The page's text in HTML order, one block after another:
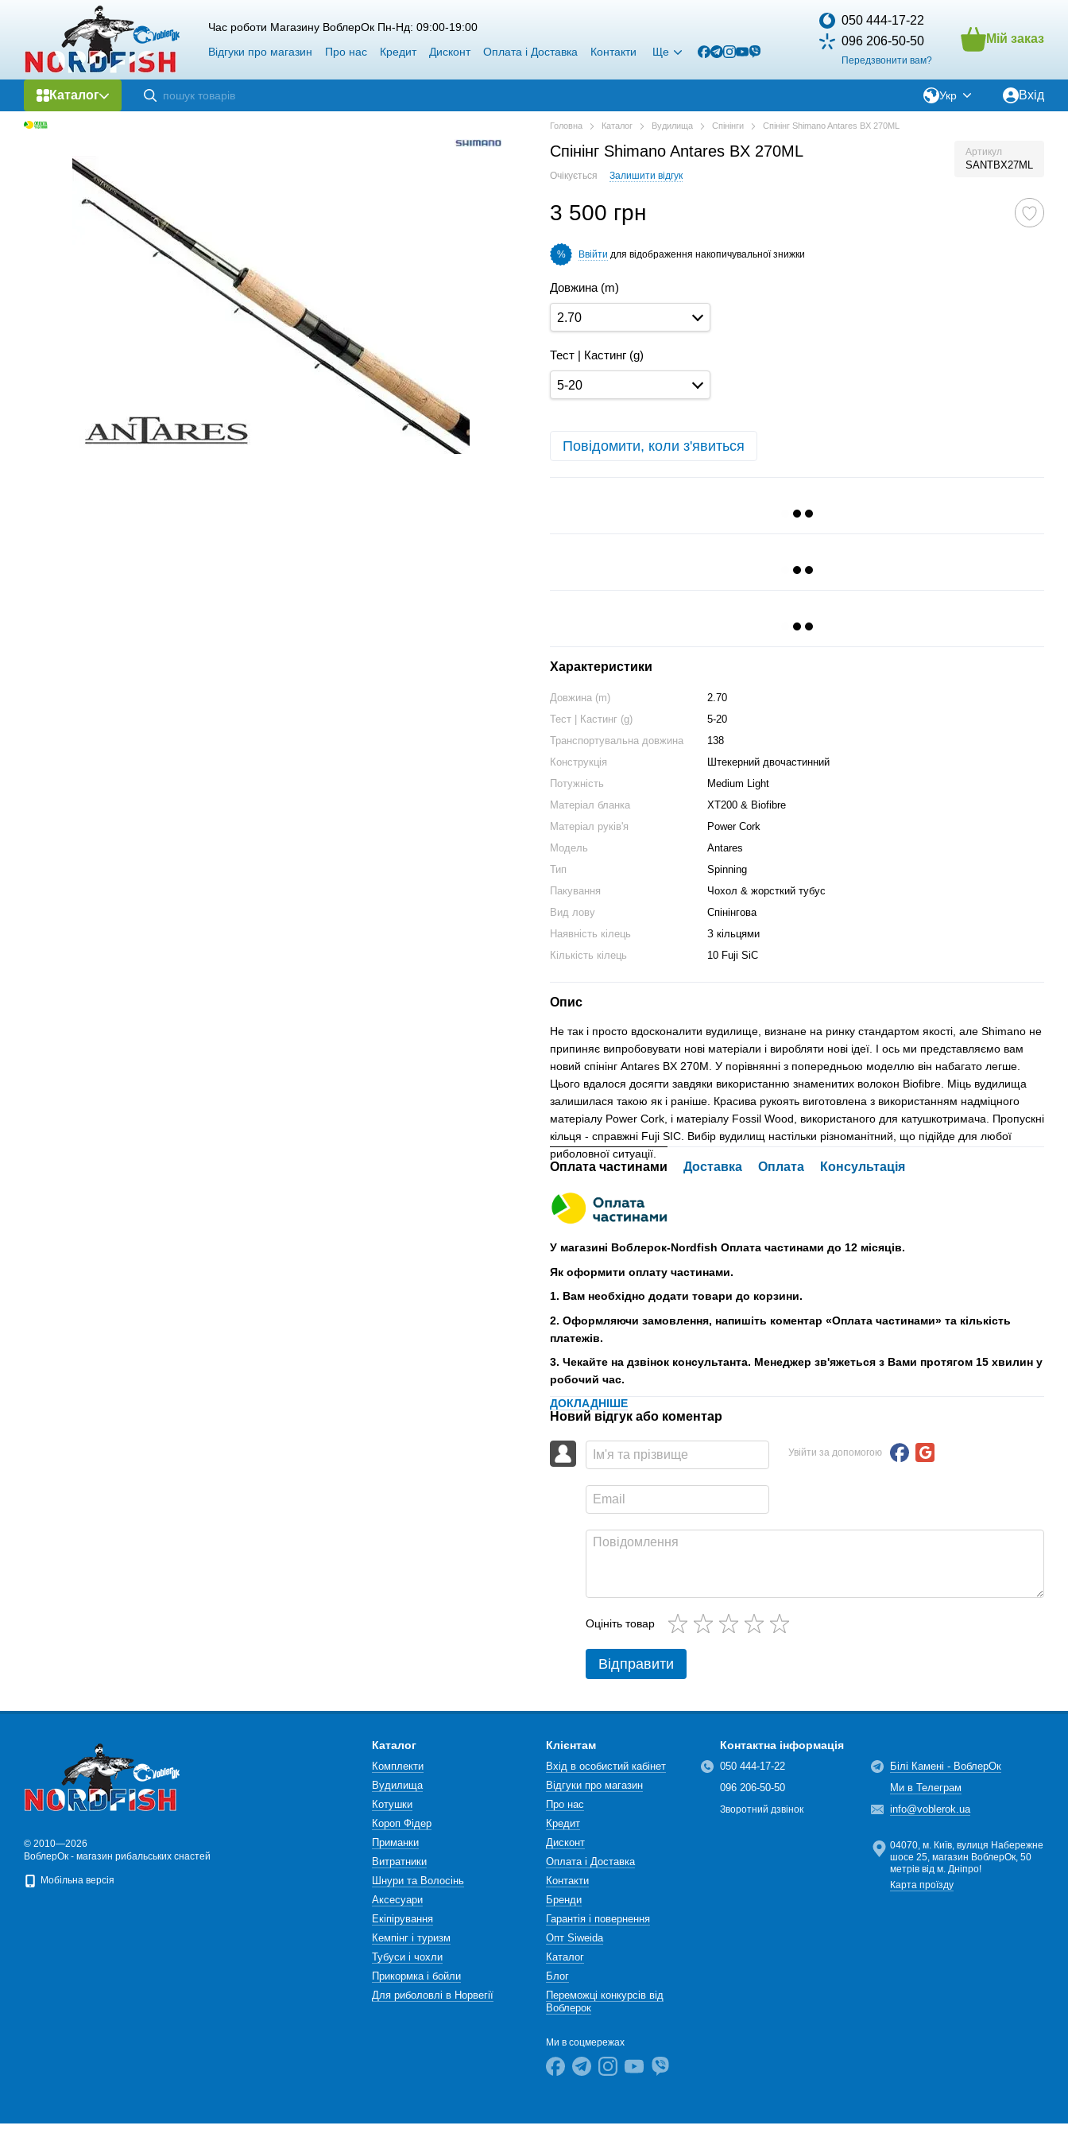
Перейти до основного контенту
Час роботи Магазину ВоблерОк Пн-Нд: 09:00-19:00
Відгуки про магазин
Про нас Кредит Дисконт Оплата і Доставка Контакти Ще
050 444-17-22
096 206-50-50
Передзвонити вам?
Мій заказ
Каталог Укр Вхід
Головна Каталог Вудилища Спінінги Спінінг Shimano Antares BX 270ML
Спінінг Shimano Antares BX 270ML Артикул
SANTBX27ML
Очікується Залишити відгук
3 500 грн
% Ввійти для відображення накопичувальної знижки
Довжина (m)
2.70
Тест | Кастинг (g)
5-20
Повідомити, коли з'явиться
Характеристики
Довжина (m)
2.70
Тест | Кастинг (g)
5-20
Транспортувальна довжина
138
Конструкція
Штекерний двочастинний
Потужність
Medium Light
Матеріал бланка
XT200 & Biofibre
Матеріал руків'я
Power Cork
Модель
Antares
Тип
Spinning
Пакування
Чохол & жорсткий тубус
Вид лову
Спінінгова
Наявність кілець
З кільцями
Кількість кілець
10 Fuji SiC
Опис
Не так і просто вдосконалити вудилище, визнане на ринку стандартом якості, але Shimano не
припиняє випробовувати нові матеріали і виробляти нові ідеї. І ось ми представляємо вам
новий спінінг Antares BX 270M. У порівнянні з попередньою моделлю він набагато легше.
Цього вдалося досягти завдяки використанню знаменитих волокон Biofibre. Міць вудилища
залишилася такою як і раніше. Красива рукоять виготовлена з використанням надміцного
матеріалу Power Cork, і матеріалу Fossil Wood, використаного для катушкотримача. Пропускні
кільця - справжні Fuji SIC. Вибір вудилищ настільки різноманітний, що підійде для любої
риболовної ситуації.
Оплата частинами Доставка Оплата Консультація
У магазині Воблерок-Nordfish Оплата частинами до 12 місяців.
Як оформити оплату частинами.
1. Вам необхідно додати товари до корзини.
2. Оформляючи замовлення, напишіть коментар «Оплата частинами» та кількість
платежів.
3. Чекайте на дзвінок консультанта. Менеджер зв'яжеться з Вами протягом 15 хвилин у
робочий час.
ДОКЛАДНІШЕ
Новий відгук або коментар
Увійти за допомогою
Оцініть товар
Відправити
© 2010—2026
ВоблерОк - магазин рибальських снастей
Мобільна версія
Каталог
Комплекти
Вудилища
Котушки
Короп Фідер
Приманки
Витратники
Шнури та Волосінь
Аксесуари
Екіпірування
Кемпінг і туризм
Тубуси і чохли
Прикормка і бойли
Для риболовлі в Норвегії
Клієнтам
Вхід в особистий кабінет
Відгуки про магазин
Про нас
Кредит
Дисконт
Оплата і Доставка
Контакти
Бренди
Гарантія і повернення
Опт Siweida
Каталог
Блог
Переможці конкурсів від
Воблерок
Ми в соцмережах
Контактна інформація
050 444-17-22
096 206-50-50
Зворотний дзвінок
Білі Камені - ВоблерОк
Ми в Телеграм
info@voblerok.ua
04070, м. Київ, вулиця Набережне
шосе 25, магазин ВоблерОк, 50
метрів від м. Дніпро!
Карта проїзду